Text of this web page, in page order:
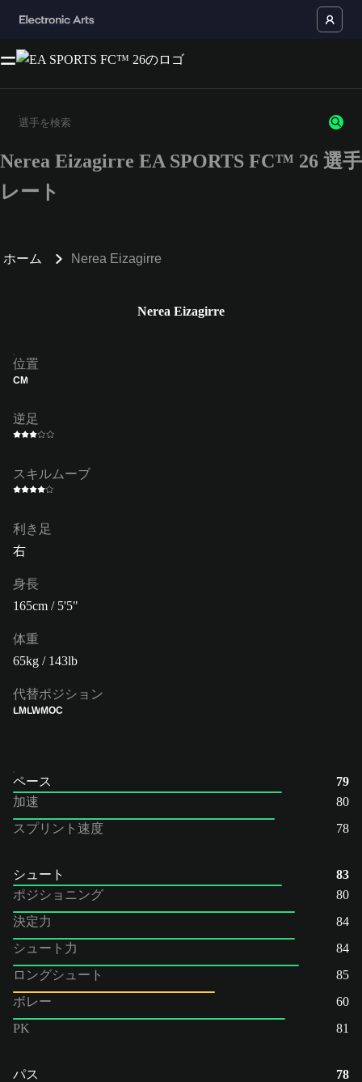
3文字以上の文字または数字を入力してください。
Nerea Eizagirre EA SPORTS FC™ 26 選手
レート
ホーム Nerea Eizagirre
Nerea Eizagirre
位置
CM
逆足
スキルムーブ
利き足
右
身長
165cm / 5'5"
体重
65kg / 143lb
代替ポジション
LMLWMOC
ペース
79
加速
80
スプリント速度
78
シュート
83
ポジショニング
80
決定力
84
シュート力
84
ロングシュート
85
ボレー
60
PK
81
パス
78